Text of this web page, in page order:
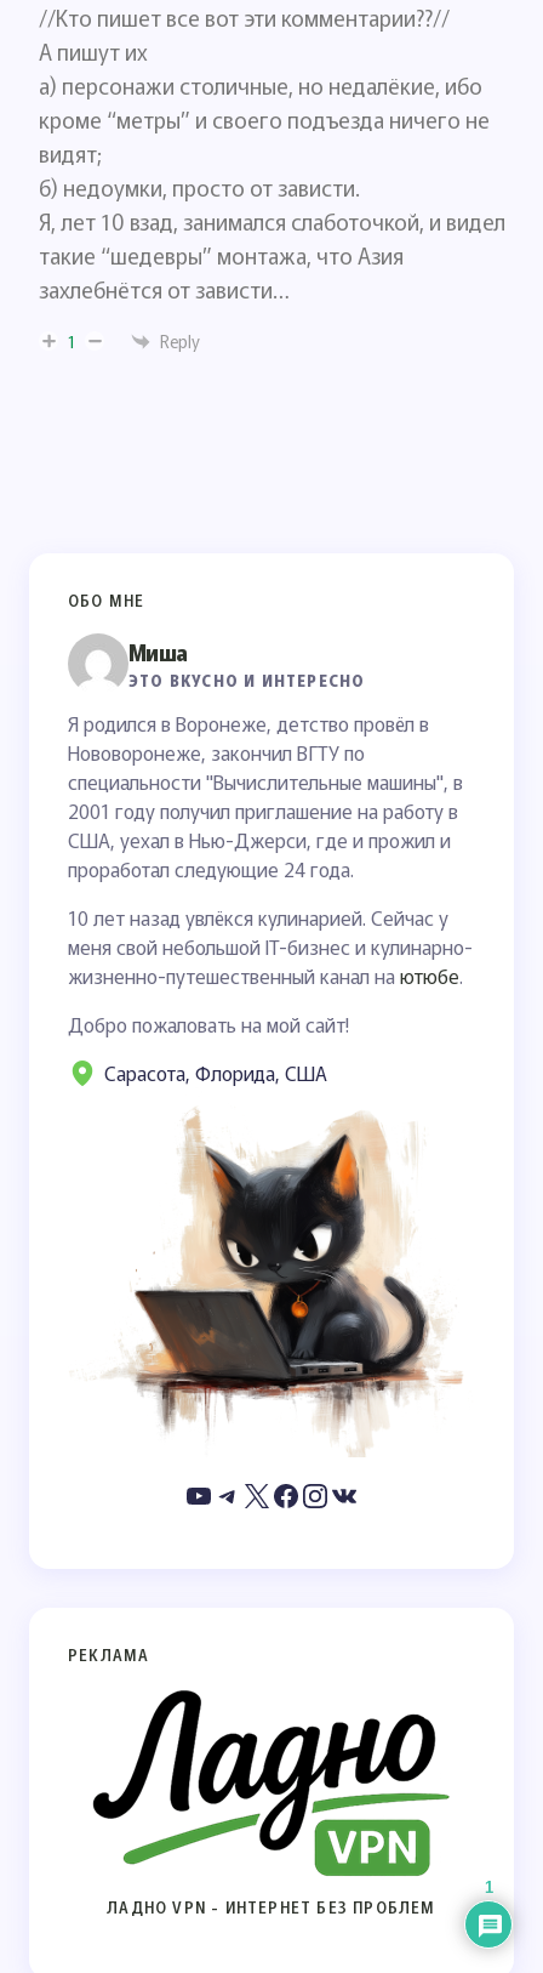
//Кто пишет все вот эти комментарии??//
А пишут их
а) персонажи столичные, но недалёкие, ибо
кроме “метры” и своего подъезда ничего не
видят;
б) недоумки, просто от зависти.
Я, лет 10 взад, занимался слаботочкой, и видел
такие “шедевры” монтажа, что Азия
захлебнётся от зависти…
1 Reply
ОБО МНЕ
Миша
ЭТО ВКУСНО И ИНТЕРЕСНО
Я родился в Воронеже, детство провёл в
Нововоронеже, закончил ВГТУ по
специальности "Вычислительные машины", в
2001 году получил приглашение на работу в
США, уехал в Нью-Джерси, где и прожил и
проработал следующие 24 года.
10 лет назад увлёкся кулинарией. Сейчас у
меня свой небольшой IT-бизнес и кулинарно-
жизненно-путешественный канал на ютюбе.
Добро пожаловать на мой сайт!
Сарасота, Флорида, США
РЕКЛАМА
ЛАДНО VPN - ИНТЕРНЕТ БЕЗ ПРОБЛЕМ
1